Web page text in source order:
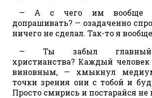
— А с чего им вообще
допрашивать? — озадаченно
ничего не сделал. Так-то я
— Ты забыл главный
христианства? Каждый
виновным, — хмыкнул
точки зрения они с тобой и
Просто смирись и постарайся не